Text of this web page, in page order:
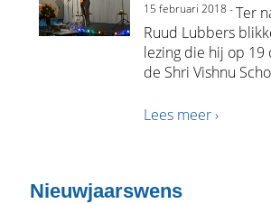
15 februari 2018 -Ter
Ruud Lubbers
lezing die hij op
de Shri Vishnu
Lees meer ›
Nieuwjaarswens